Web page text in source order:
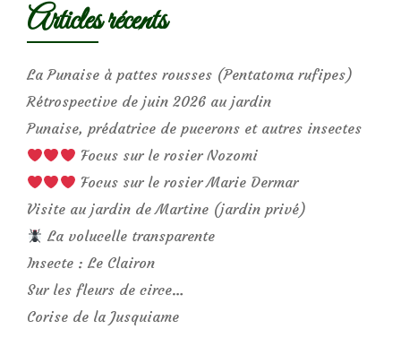
Articles récents
La Punaise à pattes rousses (Pentatoma rufipes)
Rétrospective de juin 2026 au jardin
Punaise, prédatrice de pucerons et autres insectes
Focus sur le rosier Nozomi
Focus sur le rosier Marie Dermar
Visite au jardin de Martine (jardin privé)
La volucelle transparente
Insecte : Le Clairon
Sur les fleurs de circe…
Corise de la Jusquiame